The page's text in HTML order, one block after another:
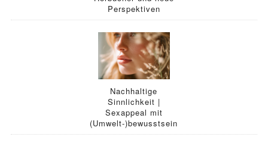
Perspektiven
Nachhaltige
Sinnlichkeit |
Sexappeal mit
(Umwelt-)bewusstsein